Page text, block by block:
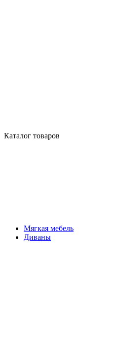
Каталог товаров
Мягкая мебель
Диваны